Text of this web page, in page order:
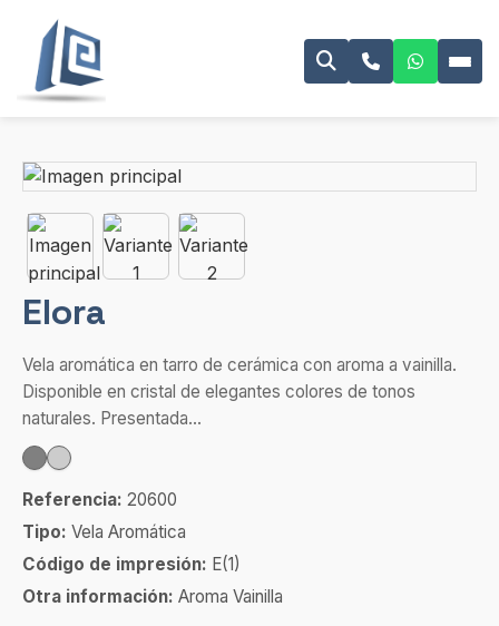
Elora
Vela aromática en tarro de cerámica con aroma a vainilla.
Disponible en cristal de elegantes colores de tonos
naturales. Presentada...
Referencia: 20600
Tipo: Vela Aromática
Código de impresión: E(1)
Otra información: Aroma Vainilla